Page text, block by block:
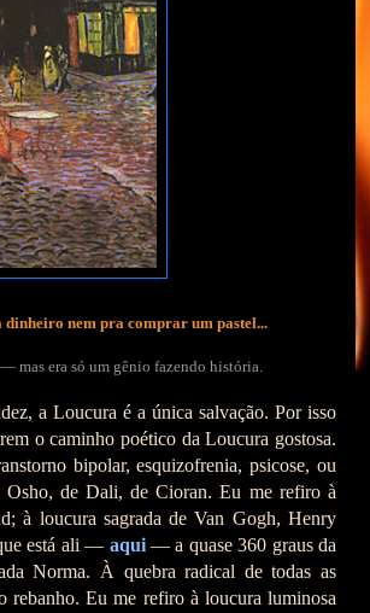
dinheiro nem pra comprar um pastel...
mas era só um gênio fazendo história.
a Loucura é a única salvação. Por isso
o caminho poético da Loucura gostosa.
bipolar, esquizofrenia, psicose, ou
de Dali, de Cioran. Eu me refiro à
à loucura sagrada de Van Gogh, Henry
está ali — aqui— a quase 360 graus da
Norma. À quebra radical de todas as
rebanho. Eu me refiro à loucura luminosa